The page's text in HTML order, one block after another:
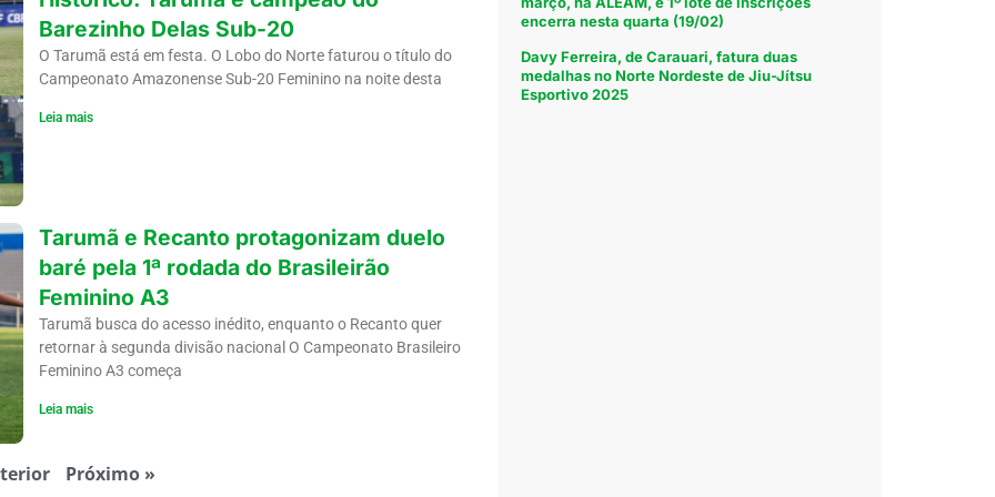
Barezinho Delas Sub-20
O Tarumã está em festa. O Lobo do Norte faturou o título do
Campeonato Amazonense Sub-20 Feminino na noite desta
Leia mais
Tarumã e Recanto protagonizam duelo
baré pela 1ª rodada do Brasileirão
Feminino A3
Tarumã busca do acesso inédito, enquanto o Recanto quer
retornar à segunda divisão nacional O Campeonato Brasileiro
Feminino A3 começa
Leia mais
Próximo »
encerra nesta quarta (19/02)
Davy Ferreira, de Carauari, fatura duas
medalhas no Norte Nordeste de Jiu-Jítsu
Esportivo 2025